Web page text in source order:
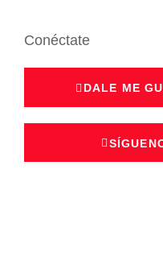
Conéctate
DALE ME